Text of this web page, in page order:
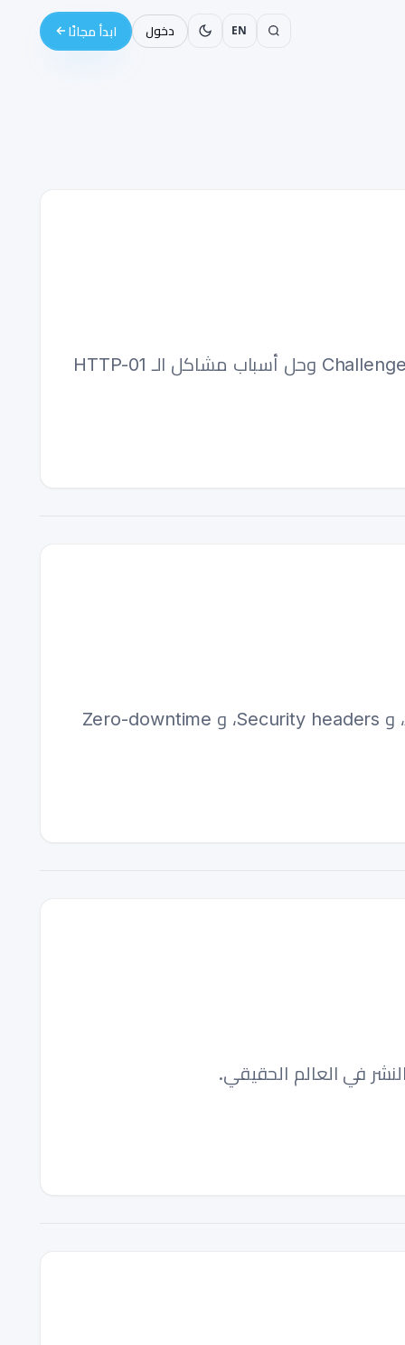
EN دخول ابدأ مجانًا
شهادة cert-manager معلقة في حالة pending؟ افحص سلسلة الموارد من الـ Certificate إلى الـ Challenge وحل أسباب مشاكل الـ HTTP-01
شرح عملي لعام 2026: Caddy 2.11.2 Docker Compose reverse proxy مع Automatic HTTPS، و Security headers، و Zero-downtime